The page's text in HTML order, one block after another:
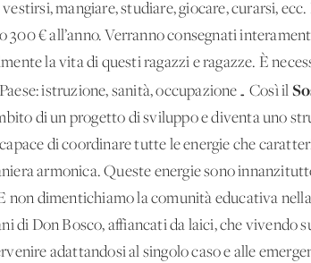
mangiare, studiare, giocare, curarsi,
300 € all’anno. Verranno consegnati
la vita di questi ragazzi e ragazze. È
istruzione, sanità, occupazione… Così il
di un progetto di sviluppo e diventa uno
di coordinare tutte le energie che
armonica. Queste energie sono
dimentichiamo la comunità educativa
di Don Bosco, affiancati da laici, che vivendo
adattandosi al singolo caso e alle